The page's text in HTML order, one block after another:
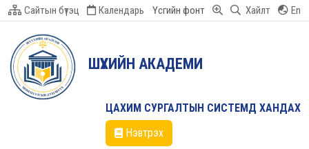
Сайтын бүтэц Календарь Үсгийн фонт Хайлт En
ШҮҮХИЙН АКАДЕМИ
ЦАХИМ СУРГАЛТЫН СИСТЕМД ХАНДАХ
Нэвтрэх